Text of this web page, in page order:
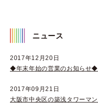
ニュース
2017年12月20日
◆年末年始の営業のお知らせ◆
2017年09月21日
大阪市中央区の築浅タワーマ